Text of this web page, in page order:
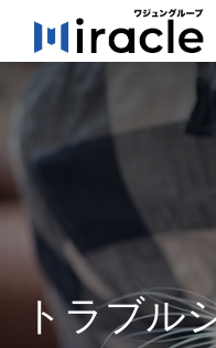
トラブル